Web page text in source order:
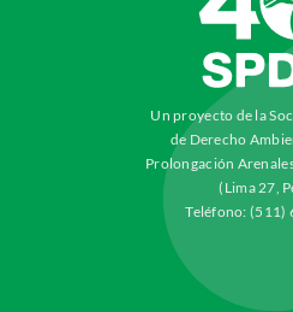
Un proyecto de la
de Derecho
Prolongación
(Lima 27,
Teléfono: (511)